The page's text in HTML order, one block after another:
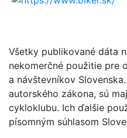
Všetky publikované dáta
nekomerčné použitie pre
a návštevníkov
autorského zákona, sú
cykloklubu. Ich ďalšie
písomným súhlasom